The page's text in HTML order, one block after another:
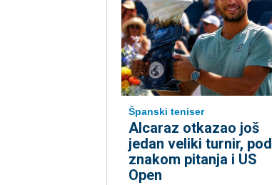
Španski teniser
Alcaraz otkazao još
jedan veliki turnir, pod
znakom pitanja i US
Open